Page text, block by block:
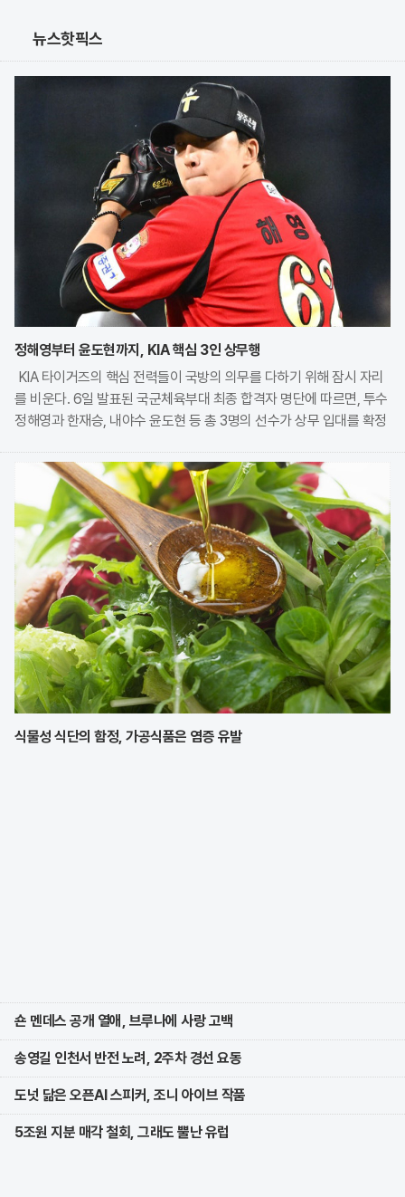
뉴스핫픽스
정해영부터 윤도현까지, KIA 핵심 3인 상무행
KIA 타이거즈의 핵심 전력들이 국방의 의무를 다하기 위해 잠시 자리
를 비운다. 6일 발표된 국군체육부대 최종 합격자 명단에 따르면, 투수
정해영과 한재승, 내야수 윤도현 등 총 3명의 선수가 상무 입대를 확정
을 보였으나, 최종적으로 구단과
식물성 식단의 함정, 가공식품은 염증 유발
숀 멘데스 공개 열애, 브루나에 사랑 고백
송영길 인천서 반전 노려, 2주차 경선 요동
도넛 닮은 오픈AI 스피커, 조니 아이브 작품
5조원 지분 매각 철회, 그래도 뿔난 유럽